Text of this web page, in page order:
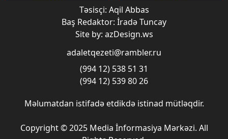
Təsisçi: Aqil Abbas
Baş Redaktor: İradə Tuncay
Site by: azDesign.ws
adaletqezeti@rambler.ru
(994 12) 538 51 31
(994 12) 539 80 26
Məlumatdan istifadə etdikdə istinad mütləqdir.
Copyright © 2025 Media İnformasiya Mərkəzi. All